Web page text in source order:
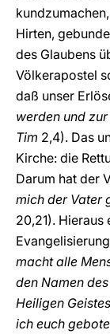
Hirten,
des Glaubens
Völkerapostel
daß unser
werden und
Tim 2,4). Das
Kirche: die
Darum hat der
mich der Vater
20,21).
macht alle
den Namen
Heiligen
ich euch